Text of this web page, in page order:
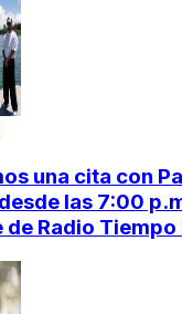
una cita con
las 7:00
de Radio